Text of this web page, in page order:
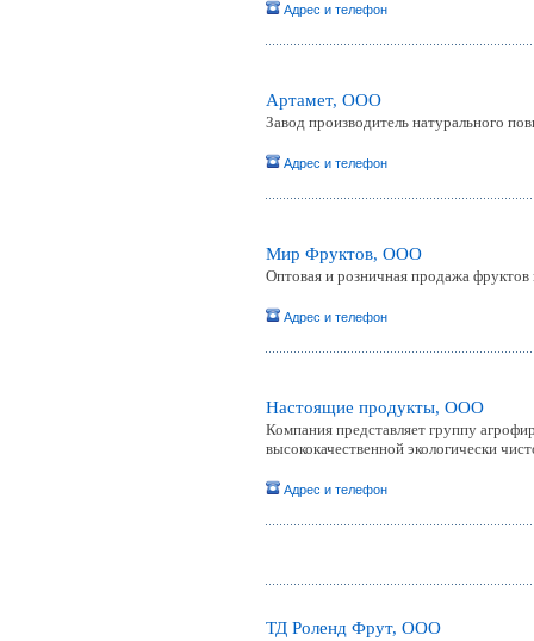
Адрес и телефон
Артамет, ООО
Завод производитель натурального
Адрес и телефон
Мир Фруктов, OOO
Оптовая и розничная продажа
Адрес и телефон
Настоящие продукты, ООО
Компания представляет группу
высококачественной экологически
Адрес и телефон
ТД Роленд Фрут, ООО